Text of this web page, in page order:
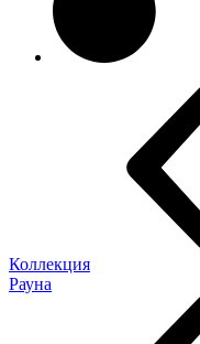
Коллекция
Рауна